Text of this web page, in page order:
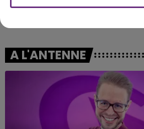
A L'ANTENNE